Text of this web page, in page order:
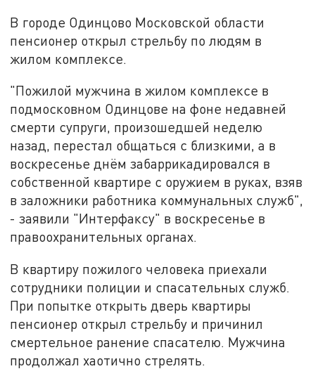
В городе Одинцово Московской области
пенсионер открыл стрельбу по людям в
жилом комплексе.
"Пожилой мужчина в жилом комплексе в
подмосковном Одинцове на фоне недавней
смерти супруги, произошедшей неделю
назад, перестал общаться с близкими, а в
воскресенье днём забаррикадировался в
собственной квартире с оружием в руках, взяв
в заложники работника коммунальных служб",
- заявили "Интерфаксу" в воскресенье в
правоохранительных органах.
В квартиру пожилого человека приехали
сотрудники полиции и спасательных служб.
При попытке открыть дверь квартиры
пенсионер открыл стрельбу и причинил
смертельное ранение спасателю. Мужчина
продолжал хаотично стрелять.